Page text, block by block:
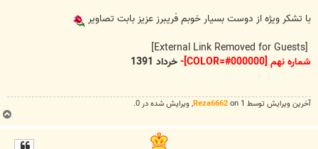
با تشکر ویژه از دوست بسیار خوبم فریبرز عزیز بابت تصاویر
شماره نهم [COLOR=#000000]-
خرداد 1391
آخرین ويرايش توسط 1 on Reza6662, ويرايش شده در 0.
ب
ا